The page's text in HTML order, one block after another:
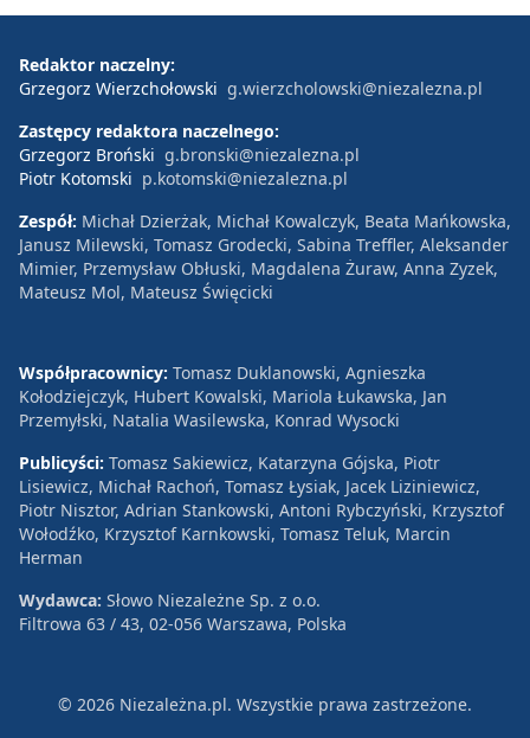
Redaktor naczelny:
Grzegorz Wierzchołowski g.wierzcholowski@niezalezna.pl
Zastępcy redaktora naczelnego:
Grzegorz Broński g.bronski@niezalezna.pl
Piotr Kotomski p.kotomski@niezalezna.pl
Zespół: Michał Dzierżak, Michał Kowalczyk, Beata Mańkowska,
Janusz Milewski, Tomasz Grodecki, Sabina Treffler, Aleksander
Mimier, Przemysław Obłuski, Magdalena Żuraw, Anna Zyzek,
Mateusz Mol, Mateusz Święcicki
Współpracownicy: Tomasz Duklanowski, Agnieszka
Kołodziejczyk, Hubert Kowalski, Mariola Łukawska, Jan
Przemyłski, Natalia Wasilewska, Konrad Wysocki
Publicyści: Tomasz Sakiewicz, Katarzyna Gójska, Piotr
Lisiewicz, Michał Rachoń, Tomasz Łysiak, Jacek Liziniewicz,
Piotr Nisztor, Adrian Stankowski, Antoni Rybczyński, Krzysztof
Wołodźko, Krzysztof Karnkowski, Tomasz Teluk, Marcin
Herman
Wydawca: Słowo Niezależne Sp. z o.o.
Filtrowa 63 / 43, 02-056 Warszawa, Polska
© 2026 Niezależna.pl. Wszystkie prawa zastrzeżone.